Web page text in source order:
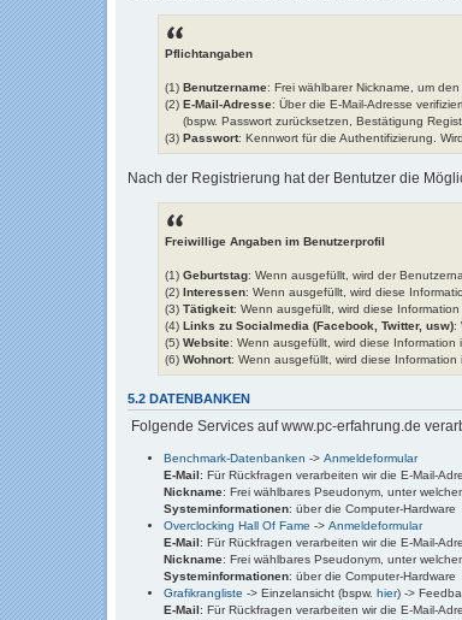
Pflichtangaben
(1) Benutzername: Frei wählbarer Nickname, um
(2) E-Mail-Adresse: Über die E-Mail-Adresse
(bspw. Passwort zurücksetzen, Bestätigung
(3) Passwort: Kennwort für die Authentifizierung.
Nach der Registrierung hat der Bentutzer die
Freiwillige Angaben im Benutzerprofil
(1) Geburtstag: Wenn ausgefüllt, wird der
(2) Interessen: Wenn ausgefüllt, wird diese
(3) Tätigkeit: Wenn ausgefüllt, wird diese
(4) Links zu Socialmedia (Facebook, Twitter, usw):
(5) Website: Wenn ausgefüllt, wird diese Information
(6) Wohnort: Wenn ausgefüllt, wird diese Information
5.2 DATENBANKEN
Folgende Services auf www.pc-erfahrung.de
Benchmark-Datenbanken -> Anmeldeformular
E-Mail: Für Rückfragen verarbeiten wir die E-Mail-
Nickname: Frei wählbares Pseudonym, unter
Systeminformationen: über die Computer-Hardware
Overclocking Hall Of Fame -> Anmeldeformular
E-Mail: Für Rückfragen verarbeiten wir die E-Mail-
Nickname: Frei wählbares Pseudonym, unter
Systeminformationen: über die Computer-Hardware
Grafikrangliste -> Einzelansicht (bspw. hier) ->
E-Mail: Für Rückfragen verarbeiten wir die E-Mail-